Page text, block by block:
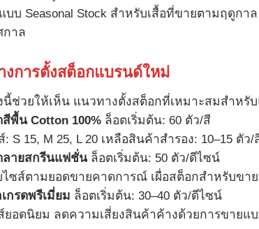
บบ Seasonal Stock สำหรับเสื้อที่ขายตามฤดูก
กาล
งการตั้งสต็อกแบรนด์ใหม่
นี้ช่วยให้เห็น แนวทางตั้งสต็อกที่เหมาะสมสำหรั
สีพื้นCotton 100% ล็อตเริ่มต้น: 60 ตัว/สี
: S 15, M 25, L 20 เหลือสินค้าสำรอง: 10–15 ตัว/
ลายสกรีนแฟชั่นล็อตเริ่มต้น: 50 ตัว/ดีไซน์
ไซส์ตามยอดขายคาดการณ์ เผื่อสต็อกสำหรับขา
เกรดพรีเมี่ยม ล็อตเริ่มต้น: 30–40 ตัว/ดีไซน์
ยอดนิยม ลดความเสี่ยงสินค้าค้างด้วยการขายแบ